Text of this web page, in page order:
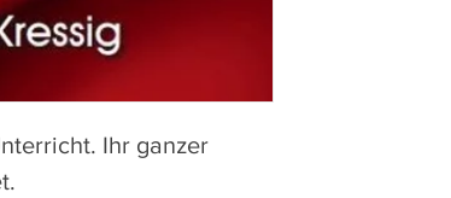
Ihr ganzer